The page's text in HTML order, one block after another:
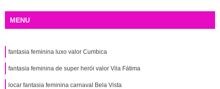
MENU
fantasia feminina luxo valor Cumbica
fantasia feminina de super herói valor Vila Fátima
locar fantasia feminina carnaval Bela Vista